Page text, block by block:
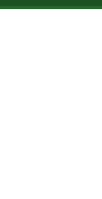
Skip to main content